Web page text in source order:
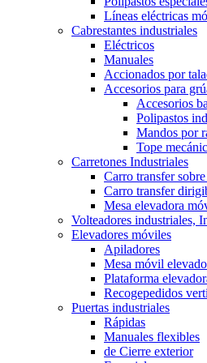
Líneas eléctricas
Cabrestantes industriales
Eléctricos
Manuales
Accionados por
Accesorios para
Accesorios
Polipastos
Mandos por
Tope
Carretones Industriales
Carro transfer
Carro transfer
Mesa elevadora
Volteadores industriales,
Elevadores móviles
Apiladores
Mesa móvil
Plataforma
Recogepedidos
Puertas industriales
Rápidas
Manuales flexibles
de Cierre exterior